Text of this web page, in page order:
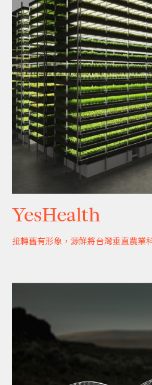
YesHealth
扭轉舊有形象，源鮮將台灣垂直農業